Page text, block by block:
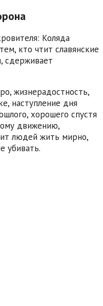
Коляда
кто чтит славянские
сдерживает
жизнерадостность,
наступление дня
хорошего спустя
движению,
людей жить мирно,
убивать.